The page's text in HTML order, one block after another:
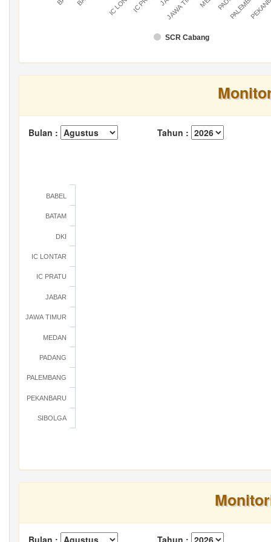
SCR Cabang
Bulan : Tahun :
BABEL
BATAM
DKI
IC LONTAR
IC PRATU
JABAR
JAWA TIMUR
MEDAN
PADANG
PALEMBANG
PEKANBARU
SIBOLGA